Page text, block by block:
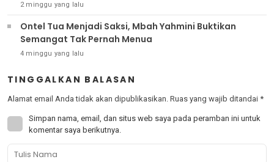
2 minggu yang lalu
Ontel Tua Menjadi Saksi, Mbah Yahmini Buktikan
Semangat Tak Pernah Menua
4 minggu yang lalu
TINGGALKAN BALASAN
Alamat email Anda tidak akan dipublikasikan. Ruas yang wajib ditandai *
Simpan nama, email, dan situs web saya pada peramban ini untuk
komentar saya berikutnya.